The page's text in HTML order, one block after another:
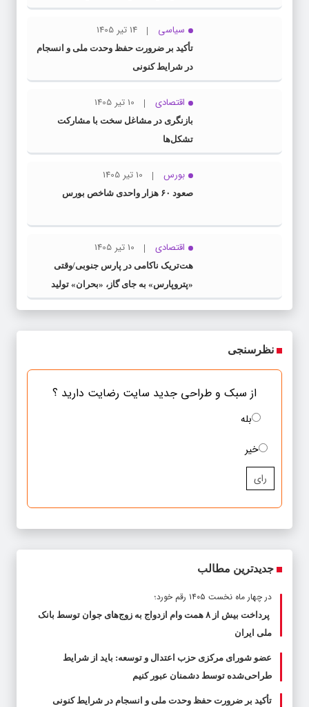
عبور کنیم
سیاسی 14 تیر 1405
تأکید بر ضرورت حفظ وحدت ملی و انسجام
در شرایط کنونی
اقتصادی 10 تیر 1405
بازنگری در مشاغل سخت با مشارکت
تشکل‌ها
بورس 10 تیر 1405
صعود ۶۰ هزار واحدی شاخص بورس
اقتصادی 10 تیر 1405
هت‌تریک ناکامی در پارس جنوبی/وقتی
«پتروپارس» به جای گاز، «بحران» تولید
می‌کند
نظرسنجی
از سبک و طراحی جدید سایت رضایت دارید ؟
بله
خیر
رای
جدیدترین مطالب
در چهار ماه نخست ۱۴۰۵ رقم خورد؛
پرداخت بیش از ۸ همت وام ازدواج به زوج‌های جوان توسط بانک
ملی ایران
عضو شورای مرکزی حزب اعتدال و توسعه: باید از شرایط
طراحی‌شده توسط دشمنان عبور کنیم
تأکید بر ضرورت حفظ وحدت ملی و انسجام در شرایط کنونی